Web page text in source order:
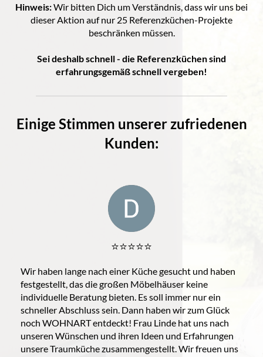
Hinweis:Wir bitten Dich um Verständnis, dass wir uns bei
dieser Aktion auf nur 25 Referenzküchen-Projekte
beschränken müssen.
Sei deshalb schnell - die Referenzküchen sind
erfahrungsgemäß schnell vergeben!
Einige Stimmen unserer zufriedenen
Kunden:
⭐️⭐️⭐️⭐️⭐️
Wir haben lange nach einer Küche gesucht und haben
festgestellt, das die großen Möbelhäuser keine
individuelle Beratung bieten. Es soll immer nur ein
schneller Abschluss sein. Dann haben wir zum Glück
noch WOHNART entdeckt! Frau Linde hat uns nach
unseren Wünschen und ihren Ideen und Erfahrungen
unsere Traumküche zusammengestellt. Wir freuen uns